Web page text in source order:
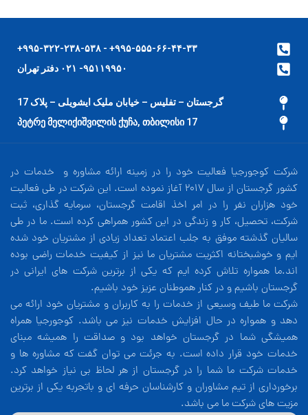
۹۹۵-۵۵۵-۶۶-۴۴-۳۳+ - ۹۹۵-۳۲۲-۲۳۸-۵۳۸+
۹۵۱۱۹۹۵۰- ۰۲۱ دفتر تهران
گرجستان – تفلیس – خیابان ملیک ایشویلی – پلاک 17
17 პეტრე მელიქიშვილის ქუჩა, თბილისი
شرکت کوجورجیا فعالیت خود را در زمینه ارائه مشاوره و خدمات در
کشور گرجستان از سال 2017 آغاز نموده است. این شرکت در طی فعالیت
خود هزاران نفر را در امر اخذ اقامت گرجستان، سرمایه گذاری، ثبت
شرکت، تحصیل، کار و زندگی در این کشور همراهی کرده است. ما در طی
سالیان گذشته موفق به جلب اعتماد تعداد زیادی از مشتریان خود شده
ایم و خوشبختانه اکثریت مشتریان ما نیز از کیفیت خدمات راضی بوده
اند.ما همواره تلاش کرده ایم که یکی از برترین شرکت های ایرانی در
گرجستان باشیم و در کنار هموطنان عزیز خود باشیم.
شرکت ما طیف وسیعی از خدمات را به کاربران و مشتریان خود ارائه می
دهد و همواره در حال افزایش خدمات نیز می باشد. کوجورجیا همراه
همیشگی شما در گرجستان خواهد بود و صداقت را همیشه مبنای
خدمات خود قرار داده است. به جرئت می توان گفت که مشاوره ها و
خدمات شرکت ما شما را در گرجستان از هر لحاظ بی نیاز خواهد کرد.
برخورداری از تیم مشاوران و کارشناسان حرفه ای و باتجربه یکی از برترین
مزیت های شرکت ما می باشد.